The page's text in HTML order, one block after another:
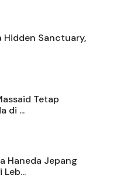
Hidden Sanctuary,
Tetap
di ...
Haneda Jepang